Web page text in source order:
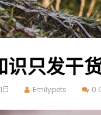
识只发干
日 Emilypets 0